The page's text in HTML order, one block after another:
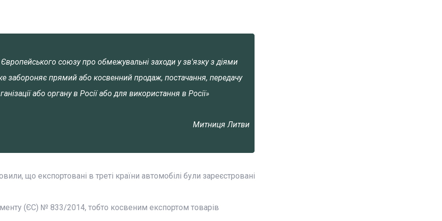
союзу про обмежувальні заходи у зв'язку з діями
забороняє прямий або косвенний продаж, постачання, передачу
або органу в Росії або для використання в Росії»
Митниця Литви
що експортовані в треті країни автомобілі були зареєстровані
(ЄС) № 833/2014, тобто косвеним експортом товарів